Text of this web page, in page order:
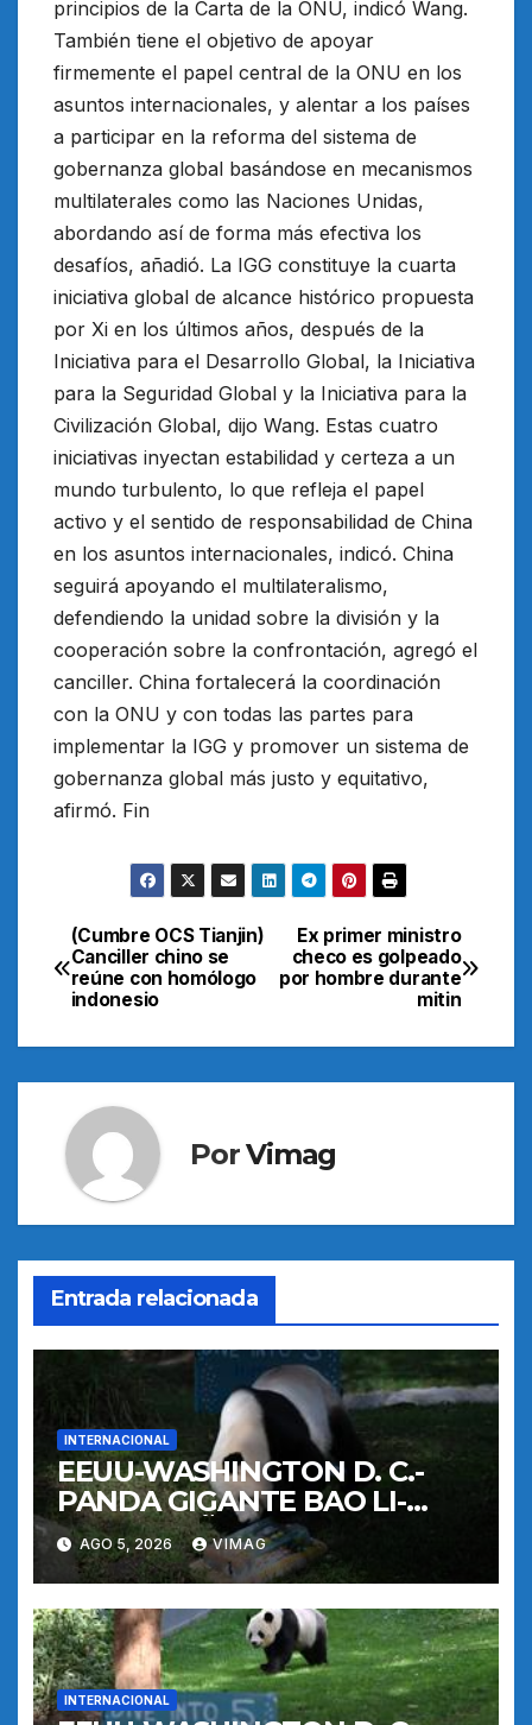
principios de la Carta de la ONU, indicó Wang.
También tiene el objetivo de apoyar
firmemente el papel central de la ONU en los
asuntos internacionales, y alentar a los países
a participar en la reforma del sistema de
gobernanza global basándose en mecanismos
multilaterales como las Naciones Unidas,
abordando así de forma más efectiva los
desafíos, añadió. La IGG constituye la cuarta
iniciativa global de alcance histórico propuesta
por Xi en los últimos años, después de la
Iniciativa para el Desarrollo Global, la Iniciativa
para la Seguridad Global y la Iniciativa para la
Civilización Global, dijo Wang. Estas cuatro
iniciativas inyectan estabilidad y certeza a un
mundo turbulento, lo que refleja el papel
activo y el sentido de responsabilidad de China
en los asuntos internacionales, indicó. China
seguirá apoyando el multilateralismo,
defendiendo la unidad sobre la división y la
cooperación sobre la confrontación, agregó el
canciller. China fortalecerá la coordinación
con la ONU y con todas las partes para
implementar la IGG y promover un sistema de
gobernanza global más justo y equitativo,
afirmó. Fin
Navegación
de
entradas
Ex primer ministro
checo es golpeado
por hombre durante
mitin
(Cumbre OCS Tianjin)
Canciller chino se
reúne con homólogo
indonesio
PorVimag
Entrada relacionada
INTERNACIONAL
EEUU-WASHINGTON D. C.-
PANDA GIGANTE BAO LI-
CUMPLEAÑOS
AGO 5, 2026 VIMAG
INTERNACIONAL